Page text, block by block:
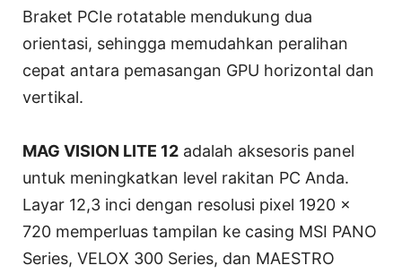
Braket PCIe rotatable mendukung dua
orientasi, sehingga memudahkan peralihan
cepat antara pemasangan GPU horizontal dan
vertikal.
MAG VISION LITE 12 adalah aksesoris panel
untuk meningkatkan level rakitan PC Anda.
Layar 12,3 inci dengan resolusi pixel 1920 x
720 memperluas tampilan ke casing MSI PANO
Series, VELOX 300 Series, dan MAESTRO